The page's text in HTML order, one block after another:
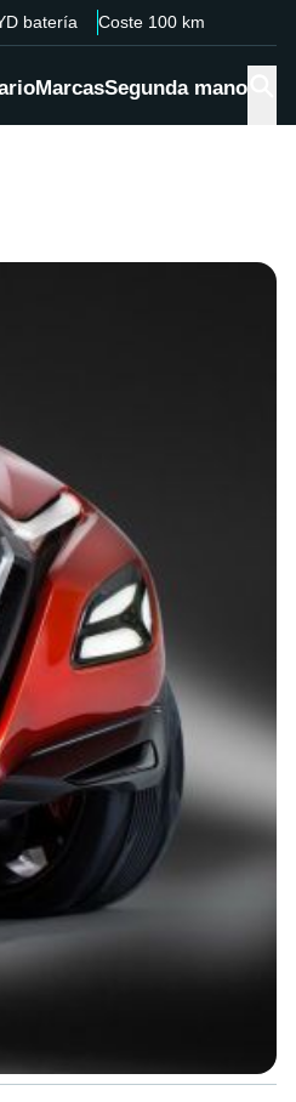
batería Coste 100 km
MarcasSegunda mano